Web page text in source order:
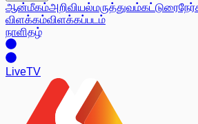
ஆன்மீகம்அறிவியல்மருத்துவம்கட்டுரை
விளக்கம்விளக்கப்படம்
நாளிதழ்
LiveTV